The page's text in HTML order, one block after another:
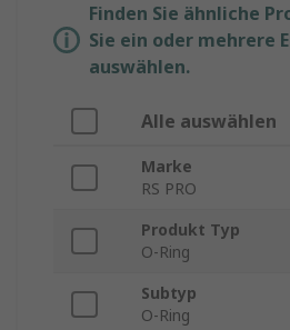
Finden Sie ähnliche
Sie ein oder mehrere
auswählen.
Alle auswählen
Marke
RS PRO
Produkt Typ
O-Ring
Subtyp
O-Ring